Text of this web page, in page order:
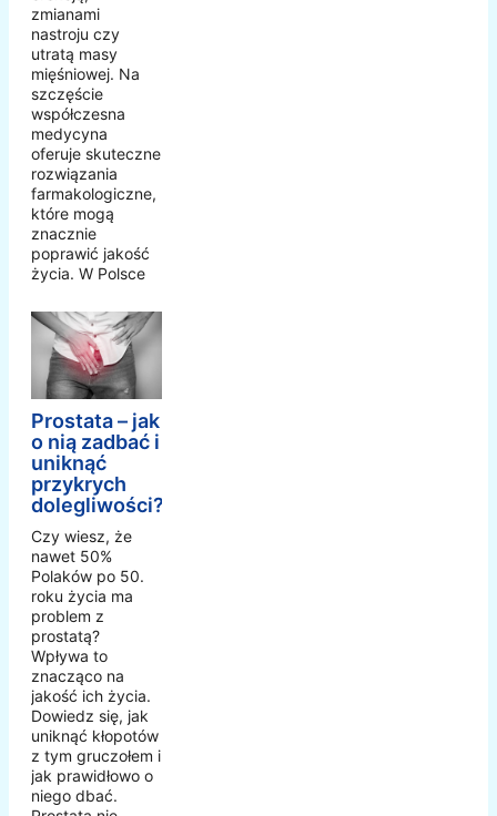
zmianami
nastroju czy
utratą masy
mięśniowej. Na
szczęście
współczesna
medycyna
oferuje skuteczne
rozwiązania
farmakologiczne,
które mogą
znacznie
poprawić jakość
życia. W Polsce
Prostata – jak
o nią zadbać i
uniknąć
przykrych
dolegliwości?
Czy wiesz, że
nawet 50%
Polaków po 50.
roku życia ma
problem z
prostatą?
Wpływa to
znacząco na
jakość ich życia.
Dowiedz się, jak
uniknąć kłopotów
z tym gruczołem i
jak prawidłowo o
niego dbać.